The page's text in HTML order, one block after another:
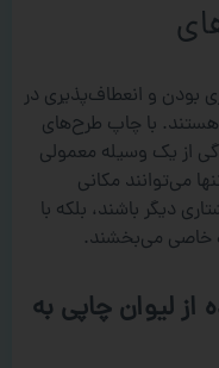
بودن و انعطاف‌پذیری در
هستند. با چاپ طرح‌های
از یک وسیله معمولی
می‌توانند مکانی
دیگر باشند، بلکه با
خاصی می‌بخشند.
از لیوان چاپی به